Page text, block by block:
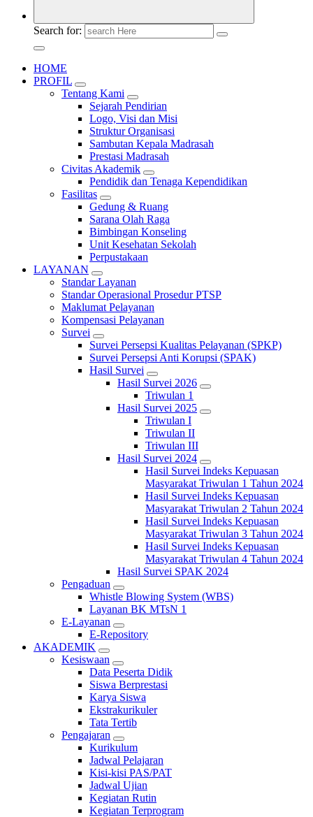
Search for:
HOME
PROFIL
Tentang Kami
Sejarah Pendirian
Logo, Visi dan Misi
Struktur Organisasi
Sambutan Kepala Madrasah
Prestasi Madrasah
Civitas Akademik
Pendidik dan Tenaga Kependidikan
Fasilitas
Gedung & Ruang
Sarana Olah Raga
Bimbingan Konseling
Unit Kesehatan Sekolah
Perpustakaan
LAYANAN
Standar Layanan
Standar Operasional Prosedur PTSP
Maklumat Pelayanan
Kompensasi Pelayanan
Survei
Survei Persepsi Kualitas Pelayanan (SPKP)
Survei Persepsi Anti Korupsi (SPAK)
Hasil Survei
Hasil Survei 2026
Triwulan 1
Hasil Survei 2025
Triwulan I
Triwulan II
Triwulan III
Hasil Survei 2024
Hasil Survei Indeks Kepuasan
Masyarakat Triwulan 1 Tahun 2024
Hasil Survei Indeks Kepuasan
Masyarakat Triwulan 2 Tahun 2024
Hasil Survei Indeks Kepuasan
Masyarakat Triwulan 3 Tahun 2024
Hasil Survei Indeks Kepuasan
Masyarakat Triwulan 4 Tahun 2024
Hasil Survei SPAK 2024
Pengaduan
Whistle Blowing System (WBS)
Layanan BK MTsN 1
E-Layanan
E-Repository
AKADEMIK
Kesiswaan
Data Peserta Didik
Siswa Berprestasi
Karya Siswa
Ekstrakurikuler
Tata Tertib
Pengajaran
Kurikulum
Jadwal Pelajaran
Kisi-kisi PAS/PAT
Jadwal Ujian
Kegiatan Rutin
Kegiatan Terprogram